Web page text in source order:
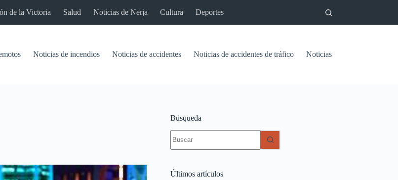
de la Victoria Salud Noticias de Nerja Cultura Deportes
Noticias de incendios Noticias de accidentes Noticias de accidentes de tráfico Noticias del pantano de
Búsqueda
resultados
Últimos artículos